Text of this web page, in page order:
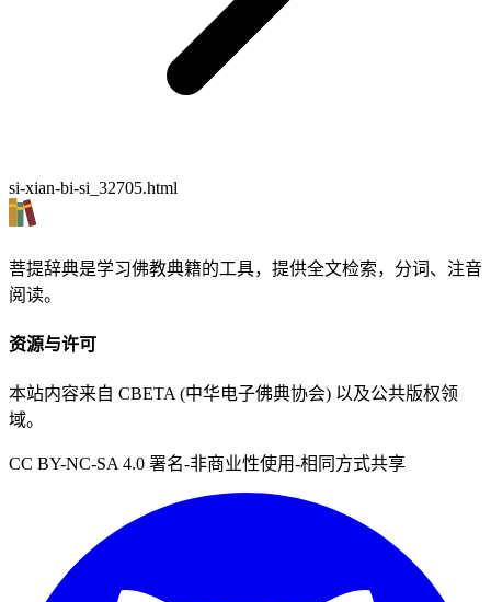
si-xian-bi-si_32705.html
菩提辞典是学习佛教典籍的工具，提供全文检索，分词、注音
阅读。
资源与许可
本站内容来自 CBETA (中华电子佛典协会) 以及公共版权领
域。
CC BY-NC-SA 4.0 署名-非商业性使用-相同方式共享